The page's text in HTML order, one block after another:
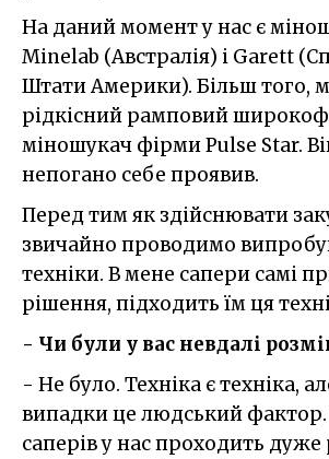
На даний момент у нас є
Minelab (Австралія) і Garett
Штати Америки). Більш того,
рідкісний рамповий
міношукач фірми Pulse Star.
непогано себе проявив.
Перед тим як здійснювати
звичайно проводимо
техніки. В мене сапери самі
рішення, підходить їм ця
- Чи були у вас невдалі
- Не було. Техніка є техніка,
випадки це людський фактор.
саперів у нас проходить